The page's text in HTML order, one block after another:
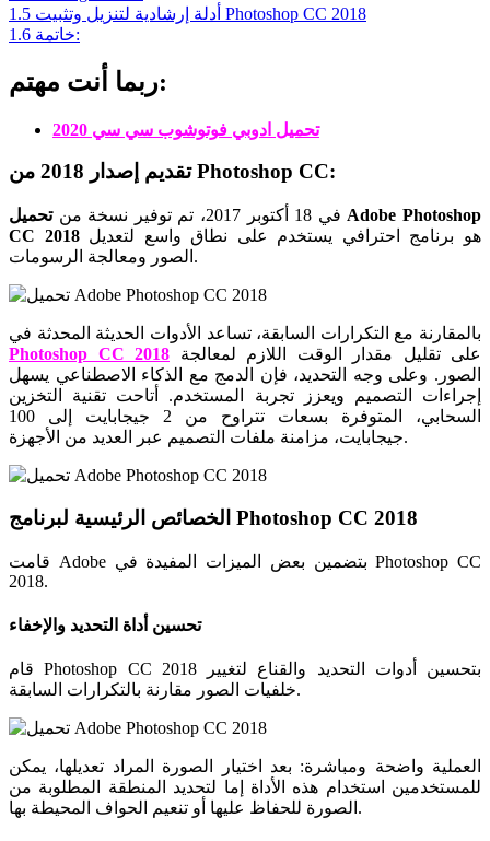
1.5
أدلة إرشادية لتنزيل وتثبيت Photoshop CC 2018
1.6
خاتمة:
ربما أنت مهتم:
تحميل ادوبي فوتوشوب سي سي 2020
تقديم إصدار 2018 من Photoshop CC:
في 18 أكتوبر 2017، تم توفير نسخة من
تحميل Adobe Photoshop
CC 2018هو برنامج احترافي يستخدم على نطاق واسع لتعديل
الصور ومعالجة الرسومات.
بالمقارنة مع التكرارات السابقة، تساعد الأدوات الحديثة المحدثة في
Photoshop CC 2018
الصور. وعلى وجه التحديد، فإن الدمج مع الذكاء الاصطناعي يسهل
إجراءات التصميم ويعزز تجربة المستخدم. أتاحت تقنية التخزين
السحابي، المتوفرة بسعات تتراوح من 2 جيجابايت إلى 100
جيجابايت، مزامنة ملفات التصميم عبر العديد من الأجهزة.
الخصائص الرئيسية لبرنامج Photoshop CC 2018
قامت Adobe بتضمين بعض الميزات المفيدة في Photoshop CC
2018.
تحسين أداة التحديد والإخفاء
قام Photoshop CC 2018 بتحسين أدوات التحديد والقناع لتغيير
خلفيات الصور مقارنة بالتكرارات السابقة.
العملية واضحة ومباشرة: بعد اختيار الصورة المراد تعديلها، يمكن
للمستخدمين استخدام هذه الأداة إما لتحديد المنطقة المطلوبة من
الصورة للحفاظ عليها أو تنعيم الحواف المحيطة بها.